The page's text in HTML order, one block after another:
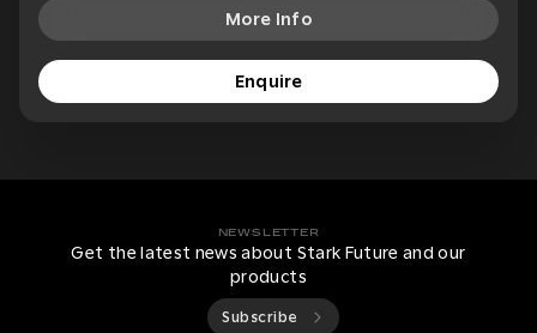
More Info
Enquire
NEWSLETTER
Get the latest news about Stark Future and our
products
Subscribe